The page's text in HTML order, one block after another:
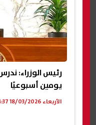
رئيس الوزراء:
يومين أسبوعيًا
الأربعاء 18/03/2026 04:37 م